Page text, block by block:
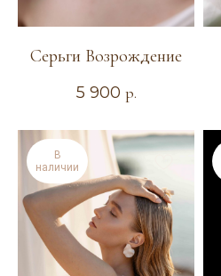
Серьги Возрождение
5 900 р.
В
наличии
ТЕЛЕФОН
+7 904 367-17-18